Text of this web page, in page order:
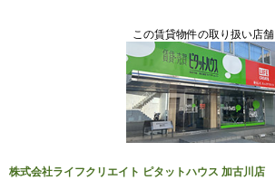
この賃貸物件の取り扱い店舗
株式会社ライフクリエイト ピタットハウス 加古川店